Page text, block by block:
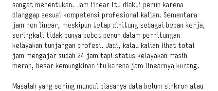
sangat menentukan. Jam linear itu diakui penuh karena
dianggap sesuai kompetensi profesional kalian. Sementara
jam non linear, meskipun tetap dihitung sebagai beban kerja,
seringkali tidak punya bobot penuh dalam perhitungan
kelayakan tunjangan profesi. Jadi, kalau kalian lihat total
jam mengajar sudah 24 jam tapi status kelayakan masih
merah, besar kemungkinan itu karena jam linearnya kurang.
Masalah yang sering muncul biasanya data belum sinkron atau